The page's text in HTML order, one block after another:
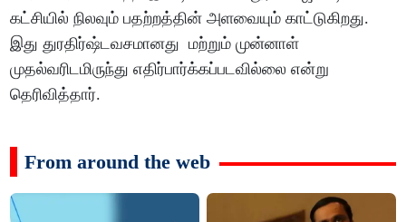
கட்சியில் நிலவும் பதற்றத்தின் அளவையும் காட்டுகிறது.
இது துரதிர்ஷ்டவசமானது மற்றும் முன்னாள்
முதல்வரிடமிருந்து எதிர்பார்க்கப்படவில்லை என்று
தெரிவித்தார்.
From around the web